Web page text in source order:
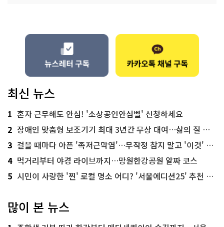
최신 뉴스
1 혼자 근무해도 안심! '소상공인안심벨' 신청하세요
2 장애인 맞춤형 보조기기 최대 3년간 무상 대여…삶의 질 높인다
3 걸을 때마다 아픈 '족저근막염'…무작정 참지 말고 '이것' 해보세요!
4 먹거리부터 야경 라이브까지…망원한강공원 알짜 코스
5 시민이 사랑한 '찐' 로컬 명소 어디? '서울에디션25' 추천 코스
많이 본 뉴스